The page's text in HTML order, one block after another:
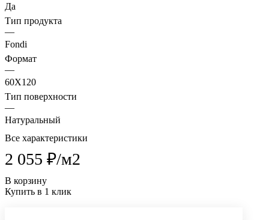
Да
Тип продукта
—
Fondi
Формат
—
60X120
Тип поверхности
—
Натуральный
Все характеристики
2 055 ₽/м2
В корзину
Купить в 1 клик